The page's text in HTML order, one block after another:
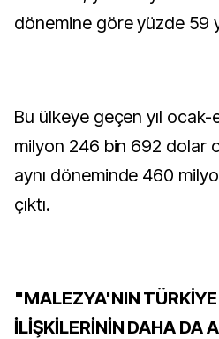
dönemine göre yüzde 59
Bu ülkeye geçen yıl
milyon 246 bin 692 dolar
aynı döneminde 460
çıktı.
"MALEZYA'NIN
İLİŞKİLERİNİN DAHA DA